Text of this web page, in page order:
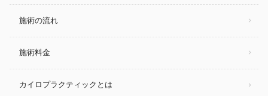
施術の流れ
施術料金
カイロプラクティックとは